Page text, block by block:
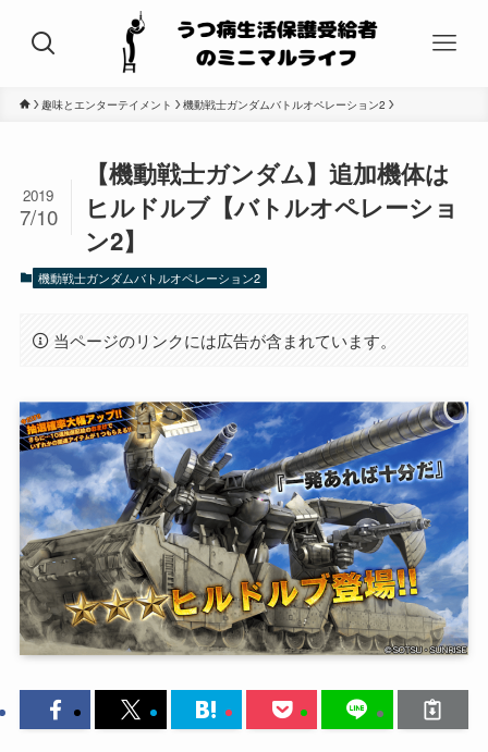
趣味とエンターテイメント 機動戦士ガンダムバトルオペレーション2
【機動戦士ガンダム】追加機体は
ヒルドルブ【バトルオペレーショ
ン2】
2019
7/10
機動戦士ガンダムバトルオペレーション2
当ページのリンクには広告が含まれています。